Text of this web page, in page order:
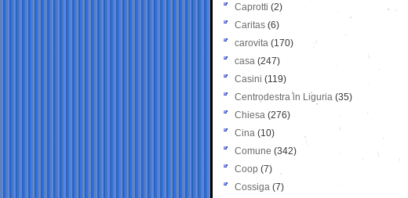
Caprotti (2)
Caritas (6)
carovita (170)
casa (247)
Casini (119)
Centrodestra in Liguria (35)
Chiesa (276)
Cina (10)
Comune (342)
Coop (7)
Cossiga (7)